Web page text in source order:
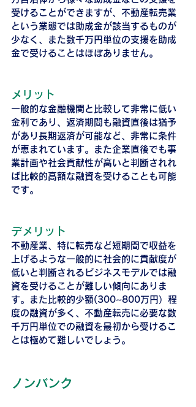
受けることができますが、不動産転売業
という業態では助成金が該当するものが
少なく、また数千万円単位の支援を助成
金で受けることはほぼありません。
メリット
一般的な金融機関と比較して非常に低い
金利であり、返済期間も融資直後は猶予
があり長期返済が可能など、非常に条件
が恵まれています。また企業直後でも事
業計画や社会貢献性が高いと判断されれ
ば比較的高額な融資を受けることも可能
です。
デメリット
不動産業、特に転売など短期間で収益を
上げるような一般的に社会的に貢献度が
低いと判断されるビジネスモデルでは融
資を受けることが難しい傾向にありま
す。また比較的少額(300~800万円）程
度の融資が多く、不動産転売に必要な数
千万円単位での融資を最初から受けるこ
とは極めて難しいでしょう。
ノンバンク